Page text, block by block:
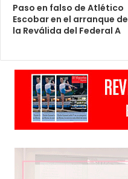
Paso en falso de Atlético
Escobar en el arranque de
la Reválida del Federal A